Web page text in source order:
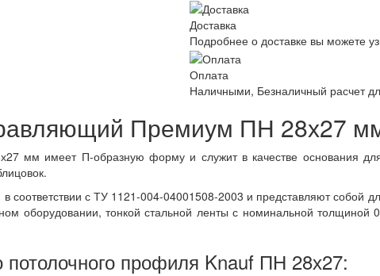
Доставка
Подробнее о доставке вы можете
Оплата
Наличными, Безналичный расчет
Премиум ПН 28х27
мм имеет П-образную форму и служит в качестве основания
соответствии с ТУ 1121-004-04001508-2003 и представляют
оборудовании, тонкой стальной ленты с номинальной толщиной
профиля Knauf ПН 28х27: